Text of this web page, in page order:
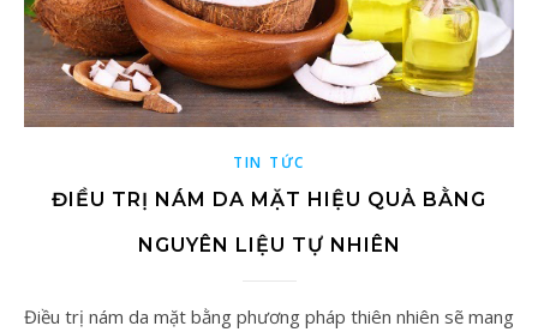
TIN TỨC
ĐIỀU TRỊ NÁM DA MẶT HIỆU QUẢ BẰNG
NGUYÊN LIỆU TỰ NHIÊN
Điều trị nám da mặt bằng phương pháp thiên nhiên sẽ mang